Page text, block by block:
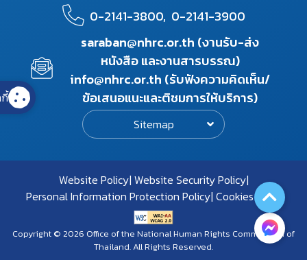
0-2141-3800, 0-2141-3900
saraban@nhrc.or.th (งานรับ-ส่ง
หนังสือ และงานสารบรรณ)
info@nhrc.or.th (รับฟังความคิดเห็น/
ข้อเสนอแนะและติชมการให้บริการ)
Sitemap
Website Policy Website Security Policy
Personal Information Protection Policy Cookies Policy
Copyright © 2026 Office of the National Human Rights Commission of
Thailand. All Rights Reserved.